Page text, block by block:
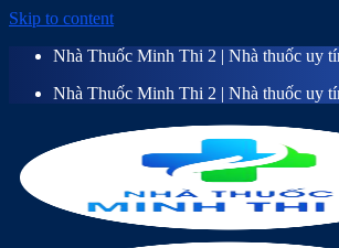
Skip to content
Nhà Thuốc Minh Thi 2 | Nhà thuốc uy
Nhà Thuốc Minh Thi 2 | Nhà thuốc uy